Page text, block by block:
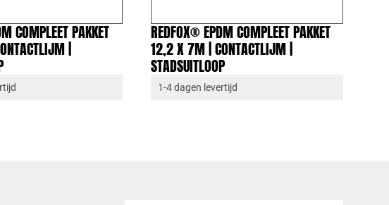
COMPLEET PAKKET
|
REDFOX® EPDM COMPLEET PAKKET
12,2 X 7M | CONTACTLIJM |
STADSUITLOOP
1-4 dagen levertijd